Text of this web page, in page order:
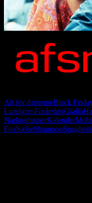
Alt for damerneBlack
LundgrenForårsløgGiallo
NarkostrømerKalender
FoxSæbeShampoo